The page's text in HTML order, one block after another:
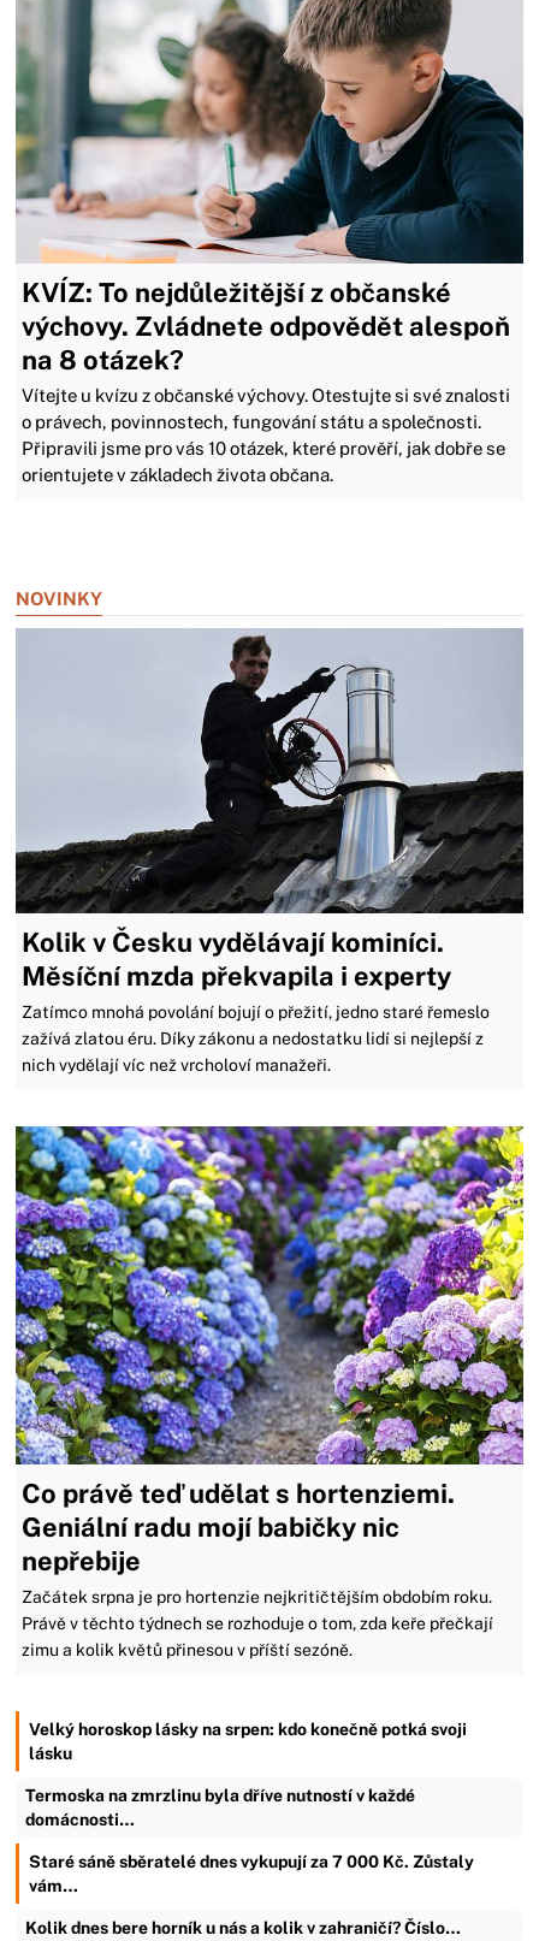
KVÍZ: To nejdůležitější z občanské
výchovy. Zvládnete odpovědět alespoň
na 8 otázek?
Vítejte u kvízu z občanské výchovy. Otestujte si své znalosti
o právech, povinnostech, fungování státu a společnosti.
Připravili jsme pro vás 10 otázek, které prověří, jak dobře se
orientujete v základech života občana.
NOVINKY
Kolik v Česku vydělávají kominíci.
Měsíční mzda překvapila i experty
Zatímco mnohá povolání bojují o přežití, jedno staré řemeslo
zažívá zlatou éru. Díky zákonu a nedostatku lidí si nejlepší z
nich vydělají víc než vrcholoví manažeři.
Co právě teď udělat s hortenziemi.
Geniální radu mojí babičky nic
nepřebije
Začátek srpna je pro hortenzie nejkritičtějším obdobím roku.
Právě v těchto týdnech se rozhoduje o tom, zda keře přečkají
zimu a kolik květů přinesou v příští sezóně.
Velký horoskop lásky na srpen: kdo konečně potká svoji
lásku
Termoska na zmrzlinu byla dříve nutností v každé
domácnosti…
Staré sáně sběratelé dnes vykupují za 7 000 Kč. Zůstaly
vám…
Kolik dnes bere horník u nás a kolik v zahraničí? Číslo…